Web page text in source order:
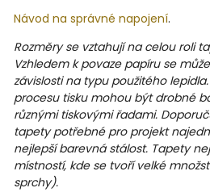
Návod na správné napojení.
Rozměry se vztahují na celou roli
Vzhledem k povaze papíru se
závislosti na typu použitého
procesu tisku mohou být drobné
různými tiskovými řadami.
tapety potřebné pro projekt
nejlepší barevná stálost. Tapety
místností, kde se tvoří velké
sprchy).